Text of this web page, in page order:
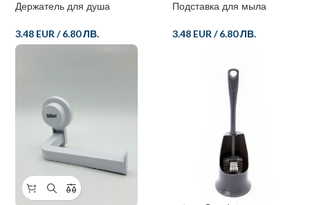
Держатель для душа
3.48 EUR /6.80 ЛВ.
Подставка для мыла
3.48 EUR /6.80 ЛВ.